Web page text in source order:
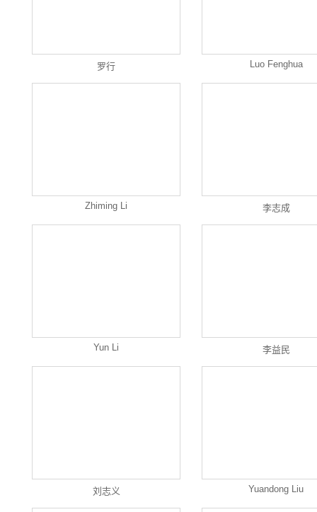
罗行 Luo Fenghua
Zhiming Li 李志成
Yun Li 李益民
刘志义 Yuandong Liu